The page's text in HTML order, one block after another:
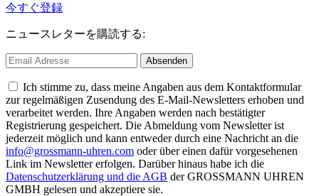
今すぐ登録
ニュースレターを購読する:
Ich stimme zu, dass meine Angaben aus dem Kontaktformular
zur regelmäßigen Zusendung des E-Mail-Newsletters erhoben und
verarbeitet werden. Ihre Angaben werden nach bestätigter
Registrierung gespeichert. Die Abmeldung vom Newsletter ist
jederzeit möglich und kann entweder durch eine Nachricht an die
info@grossmann-uhren.com oder über einen dafür vorgesehenen
Link im Newsletter erfolgen. Darüber hinaus habe ich die
Datenschutzerklärung und die AGB der GROSSMANN UHREN
GMBH gelesen und akzeptiere sie.